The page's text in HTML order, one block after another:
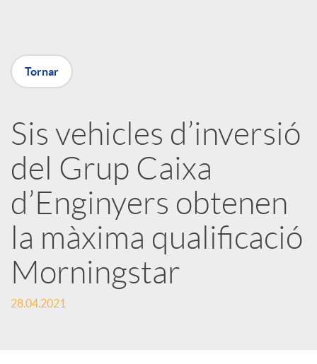
X
r
x
e
s
Tornar
Sis vehicles d’inversió
del Grup Caixa
d’Enginyers obtenen
la màxima qualificació
Morningstar
28.04.2021